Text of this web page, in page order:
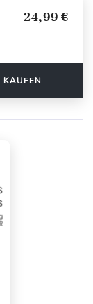
24,99 €
KAUFEN